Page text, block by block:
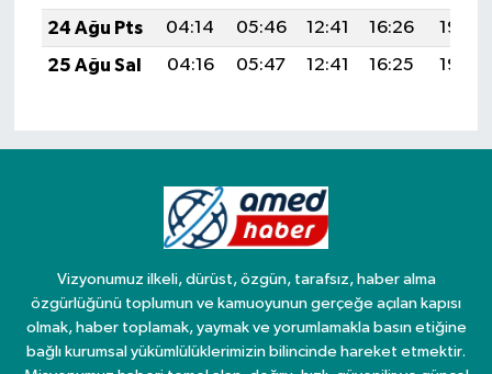
24 Ağu Pts
04:14 05:46 12:41 16:26
19:26
25 Ağu Sal
04:16 05:47 12:41 16:25 19:25
Vizyonumuz ilkeli, dürüst, özgün, tarafsız, haber alma
özgürlüğünü toplumun ve kamuoyunun gerçeğe açılan kapısı
olmak, haber toplamak, yaymak ve yorumlamakla basın etiğine
bağlı kurumsal yükümlülüklerimizin bilincinde hareket etmektir.